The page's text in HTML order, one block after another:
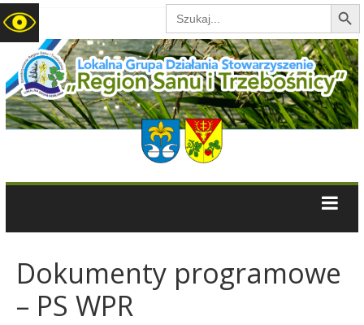
Search
for:
LGD
Dokumenty programowe
– PS WPR